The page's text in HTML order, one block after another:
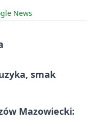
News
smak
Mazowiecki: